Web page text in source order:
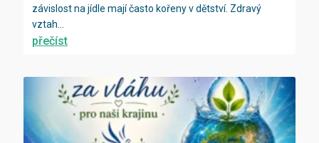
závislost na jídle mají často kořeny v dětství. Zdravý
vztah...
přečíst